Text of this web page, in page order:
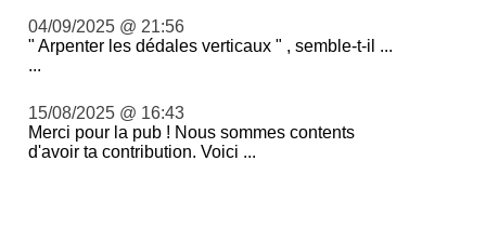
04/09/2025 @ 21:56
" Arpenter les dédales verticaux " , semble-t-il ...
...
15/08/2025 @ 16:43
Merci pour la pub ! Nous sommes contents
d'avoir ta contribution. Voici ...